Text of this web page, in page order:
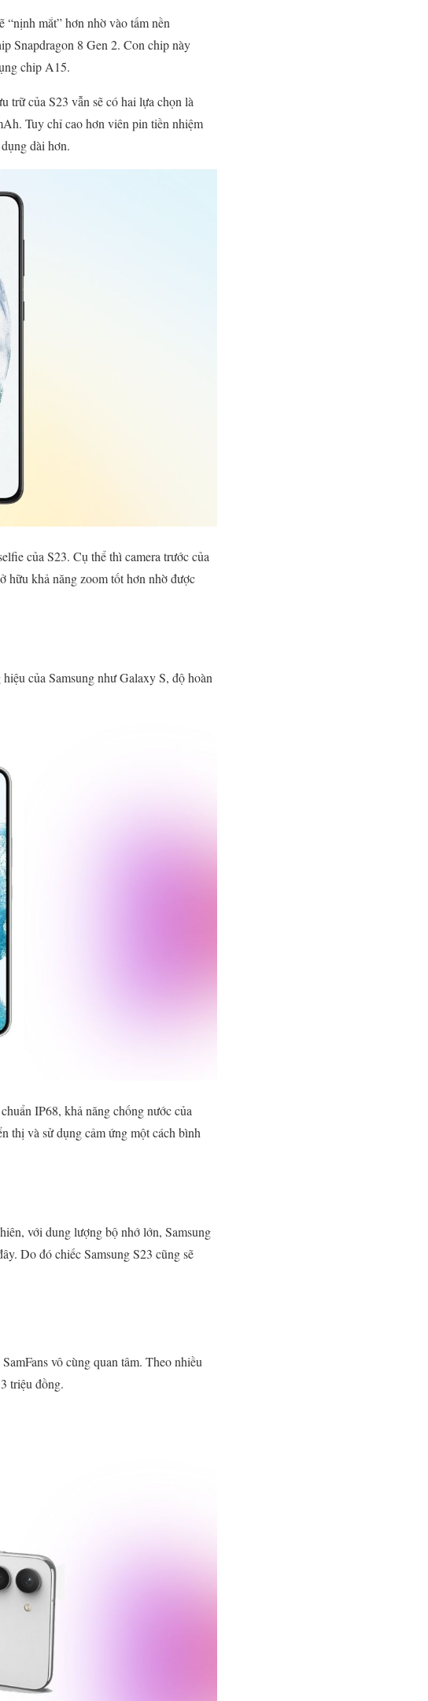
mắt” hơn nhờ vào tấm nền
Snapdragon 8 Gen 2. Con chip này
chip A15.
của S23 vẫn sẽ có hai lựa chọn là
Tuy chỉ cao hơn viên pin tiền nhiệm
dài hơn.
của S23. Cụ thể thì camera trước của
hữu khả năng zoom tốt hơn nhờ được
của Samsung như Galaxy S, độ hoàn
IP68, khả năng chống nước của
thị và sử dụng cảm ứng một cách bình
với dung lượng bộ nhớ lớn, Samsung
Do đó chiếc Samsung S23 cũng sẽ
vô cùng quan tâm. Theo nhiều
triệu đồng.